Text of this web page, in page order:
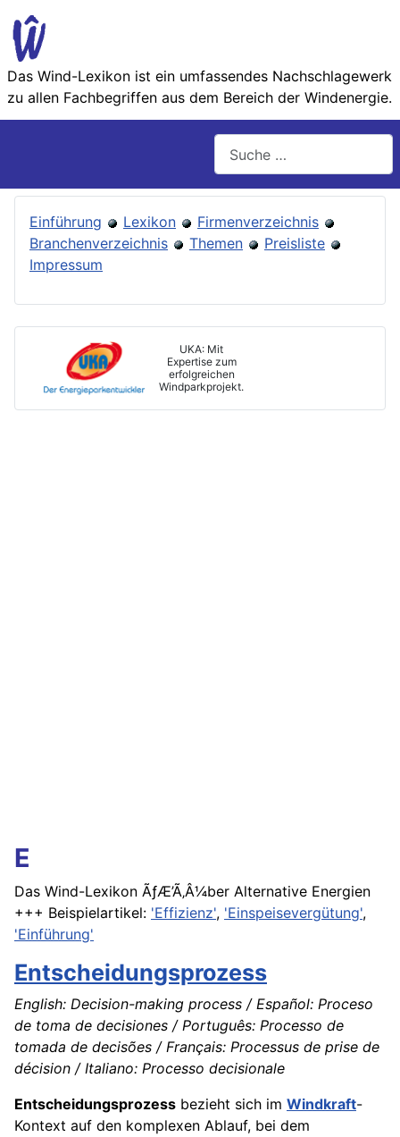
Das Wind-Lexikon ist ein umfassendes Nachschlage­werk
zu allen Fachbegriffen aus dem Bereich der Wind­energie.
Einführung Lexikon
Firmenverzeichnis
Branchenverzeichnis
Themen
Preisliste
Impressum
UKA: Mit
Expertise zum
erfolgreichen
Windparkprojekt.
E
Das Wind-Lexikon ÃƒÆ’Ã‚Â¼ber Alternative Energien
+++ Beispielartikel: 'Effizienz', 'Einspeisevergütung',
'Einführung'
Entscheidungsprozess
English: Decision-making process / Español: Proceso
de toma de decisiones / Português: Processo de
tomada de decisões / Français: Processus de prise de
décision / Italiano: Processo decisionale
Entscheidungsprozess bezieht sich im Windkraft-
Kontext auf den komplexen Ablauf, bei dem